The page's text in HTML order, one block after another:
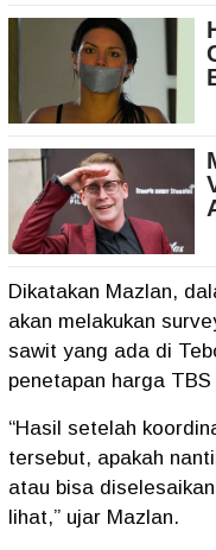
Dikatakan Mazlan,
akan melakukan
sawit yang ada di
penetapan harga
“Hasil setelah
tersebut, apakah
atau bisa
lihat,” ujar Mazlan.